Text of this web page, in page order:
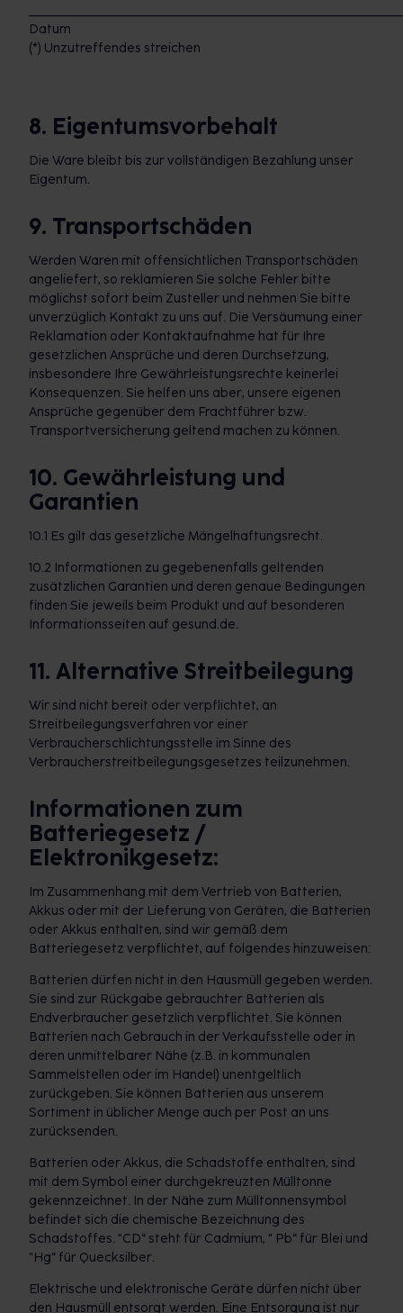
Datum
(*) Unzutreffendes streichen
8. Eigentumsvorbehalt
Die Ware bleibt bis zur vollständigen Bezahlung unser
Eigentum.
9. Transportschäden
Werden Waren mit offensichtlichen Transportschäden
angeliefert, so reklamieren Sie solche Fehler bitte
möglichst sofort beim Zusteller und nehmen Sie bitte
unverzüglich Kontakt zu uns auf. Die Versäumung einer
Reklamation oder Kontaktaufnahme hat für Ihre
gesetzlichen Ansprüche und deren Durchsetzung,
insbesondere Ihre Gewährleistungsrechte keinerlei
Konsequenzen. Sie helfen uns aber, unsere eigenen
Ansprüche gegenüber dem Frachtführer bzw.
Transportversicherung geltend machen zu können.
10. Gewährleistung und
Garantien
10.1 Es gilt das gesetzliche Mängelhaftungsrecht.
10.2 Informationen zu gegebenenfalls geltenden
zusätzlichen Garantien und deren genaue Bedingungen
finden Sie jeweils beim Produkt und auf besonderen
Informationsseiten auf gesund.de.
11. Alternative Streitbeilegung
Wir sind nicht bereit oder verpflichtet, an
Streitbeilegungsverfahren vor einer
Verbraucherschlichtungsstelle im Sinne des
Verbraucherstreitbeilegungsgesetzes teilzunehmen.
Informationen zum
Batteriegesetz /
Elektronikgesetz:
Im Zusammenhang mit dem Vertrieb von Batterien,
Akkus oder mit der Lieferung von Geräten, die Batterien
oder Akkus enthalten, sind wir gemäß dem
Batteriegesetz verpflichtet, auf folgendes hinzuweisen:
Batterien dürfen nicht in den Hausmüll gegeben werden.
Sie sind zur Rückgabe gebrauchter Batterien als
Endverbraucher gesetzlich verpflichtet. Sie können
Batterien nach Gebrauch in der Verkaufsstelle oder in
deren unmittelbarer Nähe (z.B. in kommunalen
Sammelstellen oder im Handel) unentgeltlich
zurückgeben. Sie können Batterien aus unserem
Sortiment in üblicher Menge auch per Post an uns
zurücksenden.
Batterien oder Akkus, die Schadstoffe enthalten, sind
mit dem Symbol einer durchgekreuzten Mülltonne
gekennzeichnet. In der Nähe zum Mülltonnensymbol
befindet sich die chemische Bezeichnung des
Schadstoffes. "CD“ steht für Cadmium, " Pb“ für Blei und
"Hg“ für Quecksilber.
Elektrische und elektronische Geräte dürfen nicht über
den Hausmüll entsorgt werden. Eine Entsorgung ist nur